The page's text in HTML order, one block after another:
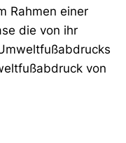
Rahmen einer
die von ihr
von